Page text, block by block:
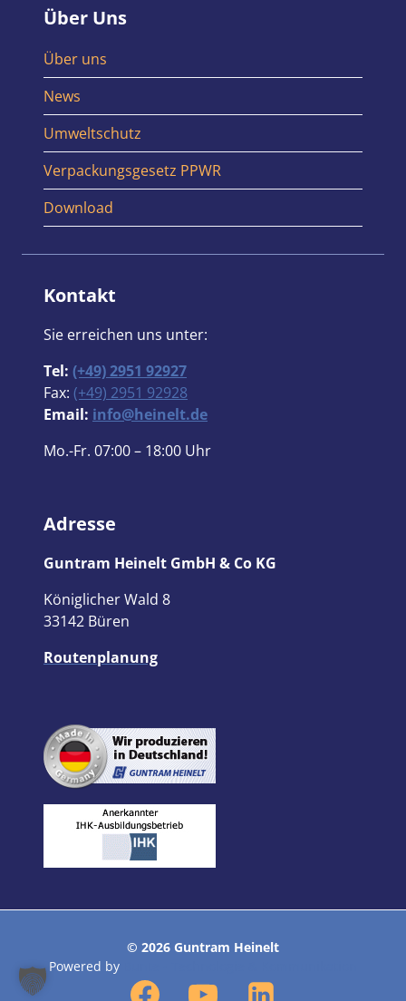
Über Uns
Über uns
News
Umweltschutz
Verpackungsgesetz PPWR
Download
Kontakt
Sie erreichen uns unter:
Tel: (+49) 2951 92927
Fax: (+49) 2951 92928
Email: info@heinelt.de
Mo.-Fr. 07:00 – 18:00 Uhr
Adresse
Guntram Heinelt GmbH & Co KG
Königlicher Wald 8
33142 Büren
Routenplanung
© 2026 Guntram Heinelt
Powered by